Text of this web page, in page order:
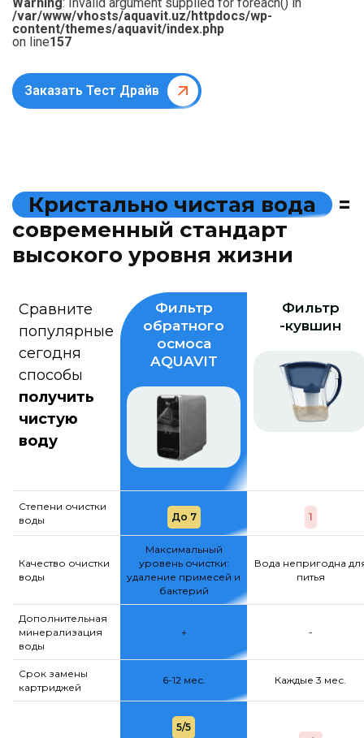
Warning: Invalid argument supplied for foreach() in
/var/www/vhosts/aquavit.uz/httpdocs/wp-
content/themes/aquavit/index.php
on line157
Заказать Тест Драйв
Кристально чистая вода
=
современный стандарт
высокого уровня жизни
Сравните
популярные
сегодня
способы
получить
чистую
воду
Фильтр
обратного
осмоса
AQUAVIT
Фильтр
-кувшин
Степени очистки
воды
До 7 1
Качество очистки
воды
Максимальный
уровень очистки:
удаление примесей и
бактерий
Вода непригодна
питья
Дополнительная
минерализация
воды
+ -
Срок замены
картриджей
6-12 мес. Каждые 3 мес.
5/5